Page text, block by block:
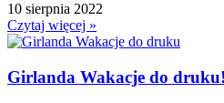
Dzień Ziemi
E
Ekologia
Emocje
10 sierpnia 2022
Czytaj więcej »
Girlanda Wakacje do druku!